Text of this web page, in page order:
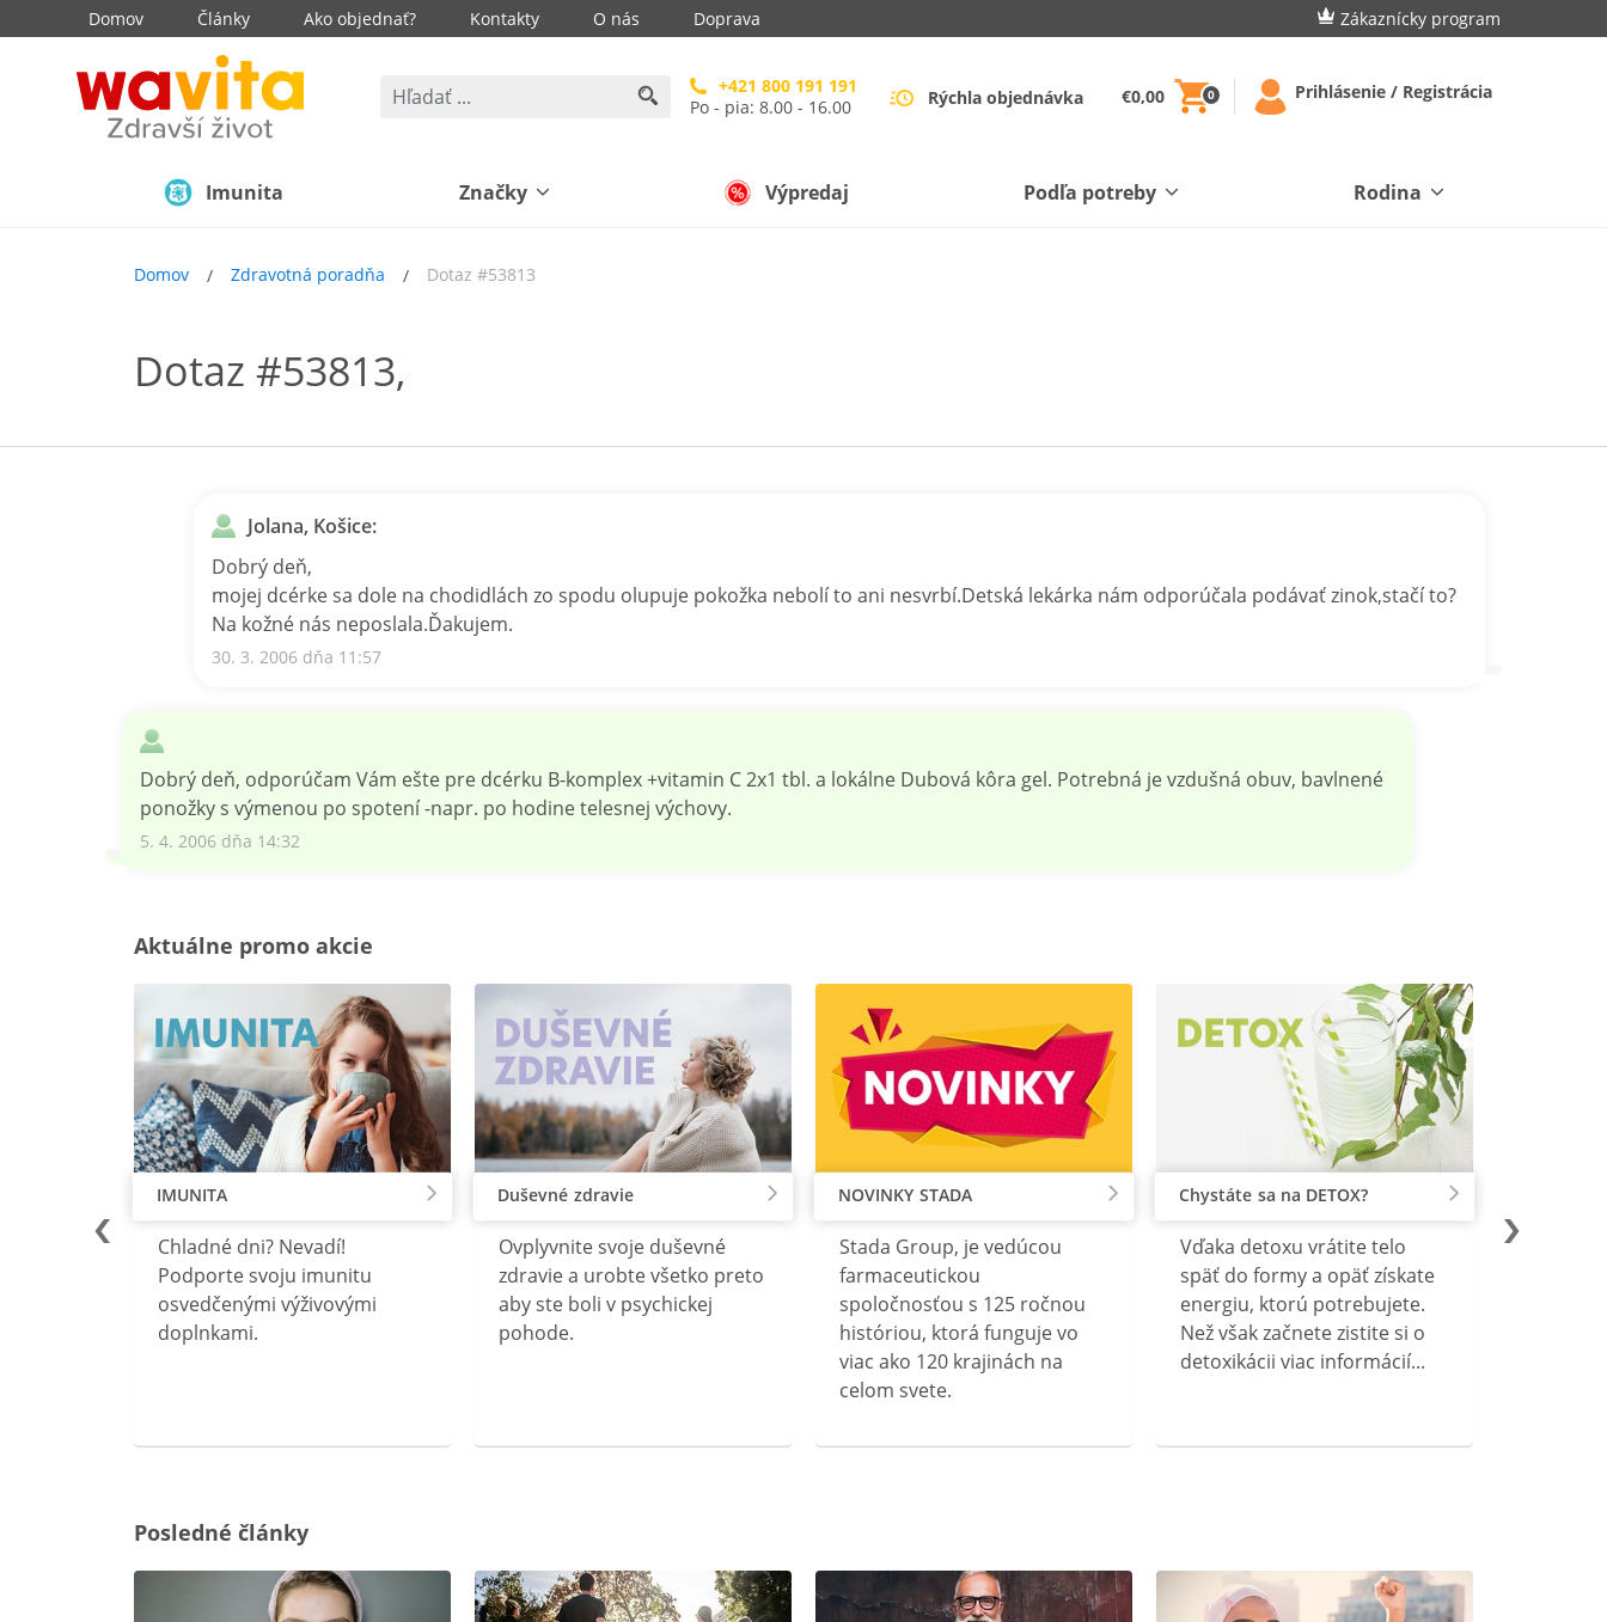
Domov Články Ako objednať? Kontakty O nás Doprava Zákaznícky program
+421 800 191 191
Po - pia: 8.00 - 16.00
Rýchla objednávka €0,00 0 Prihlásenie / Registrácia
Imunita Značky Výpredaj Podľa potreby Rodina
Domov Zdravotná poradňa Dotaz #53813
Dotaz #53813,
Jolana, Košice:
Dobrý deň,
mojej dcérke sa dole na chodidlách zo spodu olupuje pokožka nebolí to ani nesvrbí.Detská lekárka nám odporúčala podávať zinok,stačí to?
Na kožné nás neposlala.Ďakujem.
30. 3. 2006 dňa 11:57
Dobrý deň, odporúčam Vám ešte pre dcérku B-komplex +vitamin C 2x1 tbl. a lokálne Dubová kôra gel. Potrebná je vzdušná obuv, bavlnené
ponožky s výmenou po spotení -napr. po hodine telesnej výchovy.
5. 4. 2006 dňa 14:32
Aktuálne promo akcie
IMUNITA
Chladné dni? Nevadí!
Podporte svoju imunitu
osvedčenými výživovými
doplnkami.
Duševné zdravie
Ovplyvnite svoje duševné
zdravie a urobte všetko preto
aby ste boli v psychickej
pohode.
NOVINKY STADA
Stada Group, je vedúcou
farmaceutickou
spoločnosťou s 125 ročnou
históriou, ktorá funguje vo
viac ako 120 krajinách na
celom svete.
Chystáte sa na DETOX?
Vďaka detoxu vrátite telo
späť do formy a opäť získate
energiu, ktorú potrebujete.
Než však začnete zistite si o
detoxikácii viac informácií...
Posledné články